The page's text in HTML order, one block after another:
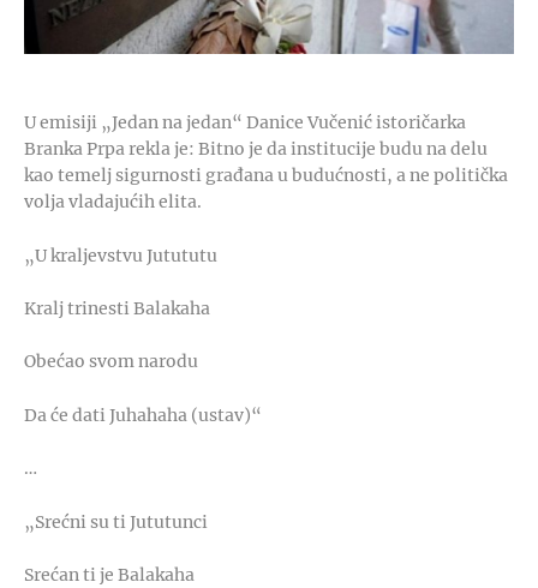
U emisiji „Jedan na jedan“ Danice Vučenić istoričarka
Branka Prpa rekla je: Bitno je da institucije budu na delu
kao temelj sigurnosti građana u budućnosti, a ne politička
volja vladajućih elita.
„U kraljevstvu Jutututu
Kralj trinesti Balakaha
Obećao svom narodu
Da će dati Juhahaha (ustav)“
…
„Srećni su ti Jututunci
Srećan ti je Balakaha